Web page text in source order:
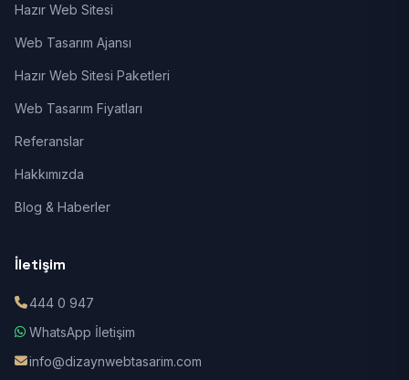
Hazır Web Sitesi
Web Tasarım Ajansı
Hazır Web Sitesi Paketleri
Web Tasarım Fiyatları
Referanslar
Hakkımızda
Blog & Haberler
İletişim
444 0 947
WhatsApp İletişim
info@dizaynwebtasarim.com